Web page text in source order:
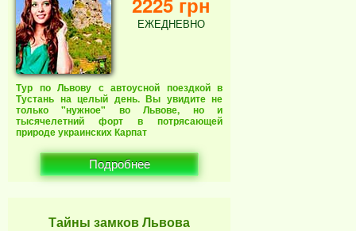
ЕЖЕДНЕВНО
Тур по Львову с автоусной поездкой в
Тустань на целый день. Вы увидите не
только "нужное" во Львове, но и
тысячелетний форт в потрясающей
природе украинских Карпат
Подробнее
Тайны замков Львова